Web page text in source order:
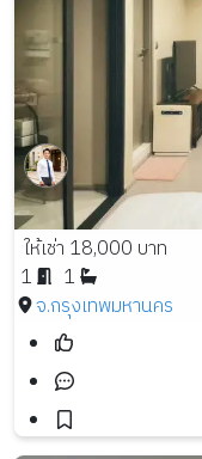
ให้เช่า 18,000 บาท
1
1
จ.กรุงเทพมหานคร